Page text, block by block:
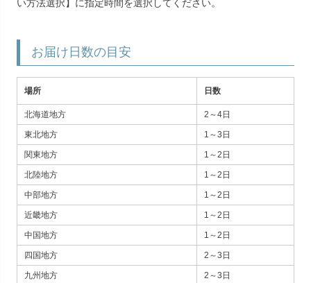
い方法選択】に指定時間を選択してください。
お届け日数の目安
場所 日数
北海道地方 2～4日
東北地方 1～3日
関東地方 1～2日
北陸地方 1～2日
中部地方 1～2日
近畿地方 1～2日
中国地方 1～2日
四国地方 2～3日
九州地方 2～3日